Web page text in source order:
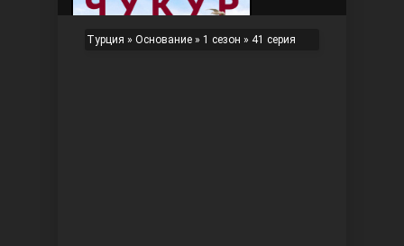
Турция » Основание » 1 сезон » 41 серия